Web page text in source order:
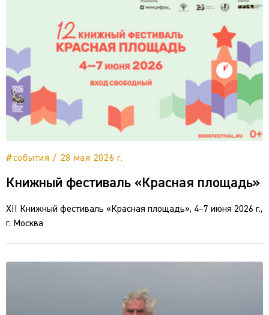
#события / 28 мая 2026 г.
Книжный фестиваль «Красная площадь»
XII Книжный фестиваль «Красная площадь», 4–7 июня 2026 г.,
г. Москва